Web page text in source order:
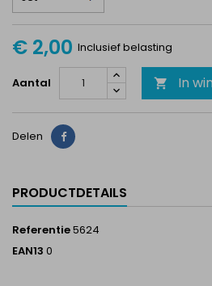
€ 2,00 Inclusief belasting
Aantal  In
Delen Delen
PRODUCTDETAILS
Referentie5624
EAN13 0